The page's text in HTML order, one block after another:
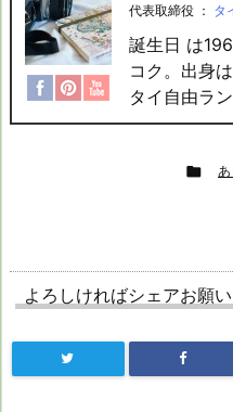
代表取締役 ： タ
誕生日 は
コク。出身
タイ自由ラ
 あ
よろしければシェアお願